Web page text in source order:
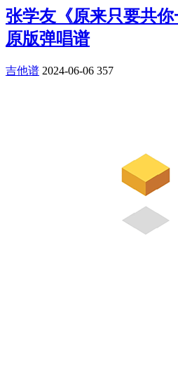
张学友《原来只要共
原版弹唱谱
吉他谱 2024-06-06 357